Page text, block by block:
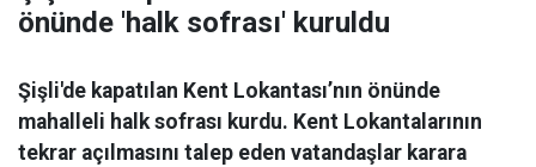
önünde 'halk sofrası' kuruldu
Şişli'de kapatılan Kent Lokantası’nın önünde
mahalleli halk sofrası kurdu. Kent Lokantalarının
tekrar açılmasını talep eden vatandaşlar karara